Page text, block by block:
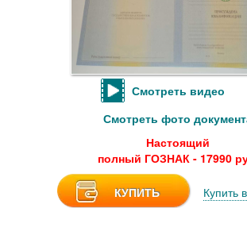
Смотреть видео
Смотреть фото
Настоящий
полный ГОЗНАК - 17990
КУПИТЬ Купить